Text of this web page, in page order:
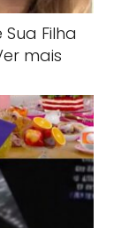
Filha
mais